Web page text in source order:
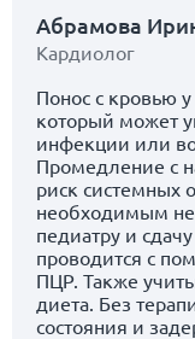
Абрамова
Кардиолог
Понос с кровью
который может
инфекции или
Промедление с
риск системных
необходимым
педиатру и
проводится с
ПЦР. Также
диета. Без
состояния и